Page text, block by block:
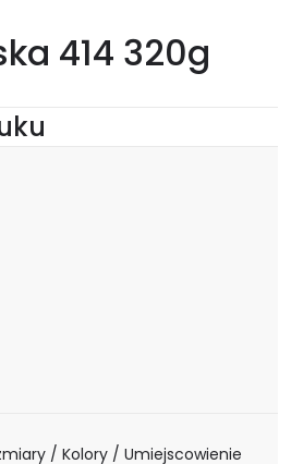
414 320g
/ Kolory / Umiejscowienie